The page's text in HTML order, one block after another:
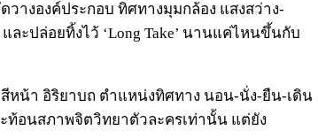
างองค์ประกอบ ทิศทางมุมกล้อง แสงสว่าง-
ะปล่อยทิ้งไว้ ‘Long Take’ นานแค่ไหนขึ้นกับ
หน้า อิริยาบถ ตำแหน่งทิศทาง นอน-นั่ง-ยืน-เดิน
ท้อนสภาพจิตวิทยาตัวละครเท่านั้น แต่ยัง